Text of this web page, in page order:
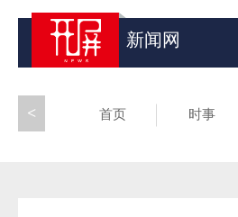
新闻网
首页 时事
<